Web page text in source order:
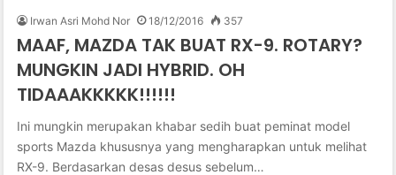
Irwan Asri Mohd Nor 18/12/2016 357
MAAF, MAZDA TAK BUAT RX-9. ROTARY?
MUNGKIN JADI HYBRID. OH
TIDAAAKKKKK!!!!!!
Ini mungkin merupakan khabar sedih buat peminat model
sports Mazda khususnya yang mengharapkan untuk melihat
RX-9. Berdasarkan desas desus sebelum…